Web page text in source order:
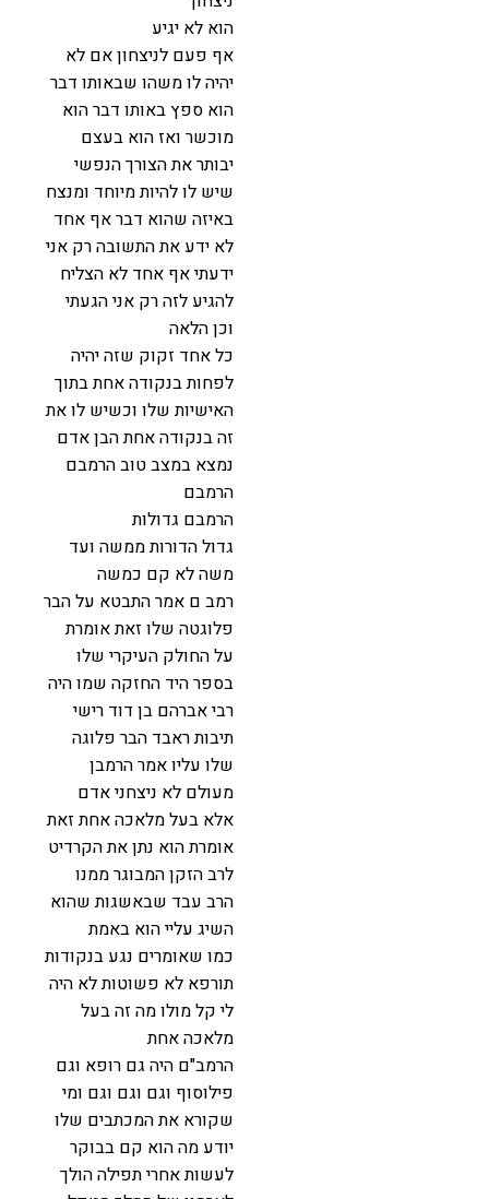
הוא לא יגיע
אף פעם לניצחון אם לא
יהיה לו משהו שבאותו דבר
הוא ספץ באותו דבר הוא
מוכשר ואז הוא בעצם
יבותר את הצורך הנפשי
שיש לו להיות מיוחד ומנצח
באיזה שהוא דבר אף אחד
לא ידע את התשובה רק אני
ידעתי אף אחד לא הצליח
להגיע לזה רק אני הגעתי
וכן הלאה
כל אחד זקוק שזה יהיה
לפחות בנקודה אחת בתוך
האישיות שלו וכשיש לו את
זה בנקודה אחת הבן אדם
נמצא במצב טוב הרמבם
הרמבם
הרמבם גדולות
גדול הדורות ממשה ועד
משה לא קם כמשה
רמב ם אמר התבטא על הבר
פלוגטה שלו זאת אומרת
על החולק העיקרי שלו
בספר היד החזקה שמו היה
רבי אברהם בן דוד רישי
תיבות ראבד הבר פלוגה
שלו עליו אמר הרמבן
מעולם לא ניצחני אדם
אלא בעל מלאכה אחת זאת
אומרת הוא נתן את הקרדיט
לרב הזקן המבוגר ממנו
הרב עבד שבאשגות שהוא
השיג עליי הוא באמת
כמו שאומרים נגע בנקודות
תורפא לא פשוטות לא היה
לי קל מולו מה זה בעל
מלאכה אחת
הרמב"ם היה גם רופא וגם
פילוסוף וגם וגם וגם ומי
שקורא את המכתבים שלו
יודע מה הוא קם בבוקר
לעשות אחרי תפילה הולך